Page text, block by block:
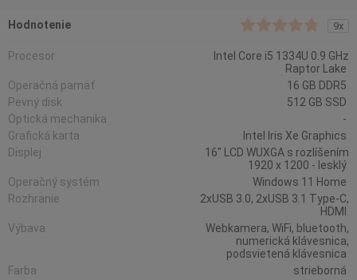
Hodnotenie 9x
Procesor
Intel Core i5 1334U 0.9 GHz
Raptor Lake
Operačná pamäť
16 GB DDR5
Pevný disk
512 GB SSD
Optická mechanika
-
Grafická karta
Intel Iris Xe Graphics
Displej
16" LCD WUXGA s rozlíšením
1920 x 1200 - lesklý
Operačný systém
Windows 11 Home
Rozhranie
2xUSB 3.0, 2xUSB 3.1 Type-C,
HDMI
Výbava
Webkamera, WiFi, bluetooth,
numerická klávesnica,
podsvietená klávesnica
Farba
strieborná